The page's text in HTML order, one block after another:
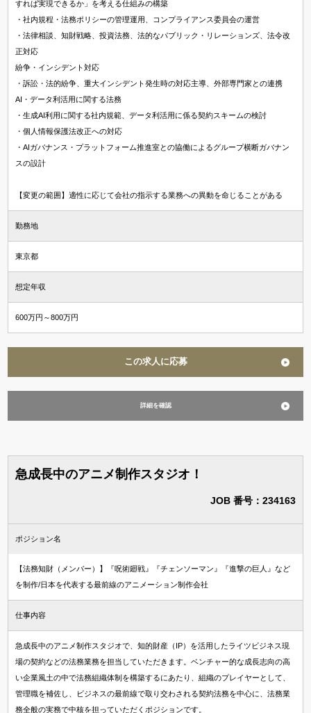
すれば実現できるか」を考える仕組みの構築
・社内規程・法務ポリシーの管理運用、コンプライアンス委員会の運営
・法律相談、知財戦略、投資法務、法的なパブリック・リレーションズ、法令改
正対応
紛争・インシデント対応
・訴訟・法的紛争、重大インシデント発生時の対応主導、外部専門家との連携
AI・データ利活用に関する法務
・生成AI利用に関する社内規範、データ利活用に係る契約スキームの検討
・個人情報保護法改正への対応
・AIガバナンス・プラットフォーム推進室との協働によるグループ横断ガバナン
スの設計
【変更の範囲】適性に応じて会社の指示する業務への異動を命じることがある
勤務地
東京都
想定年収
600万円～800万円
この求人に応募
詳細を確認
急成長中のアニメ制作スタジオ！
JOB 番号：234163
ポジション名
【法務知財（メンバー）】『呪術廻戦』『チェンソーマン』『進撃の巨人』など
を制作/日本を代表する最前線のアニメーション制作会社
仕事内容
急成長中のアニメ制作スタジオで、知的財産（IP）を活用したライツビジネス現
場の契約などの法務業務を担当していただきます。ベンチャー的な成長志向の高
い企業風土の中で法務組織体制を構築するにあたり、組織のプレイヤーとして、
管理職を補佐し、ビジネスの最前線で取り交わされる契約法務を中心に、法務業
務全般の実務で中核を担っていただくポジションです。